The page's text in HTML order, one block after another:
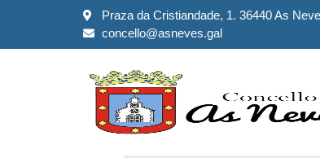
Praza da Cristiandade, 1. 36440 As
concello@asneves.gal